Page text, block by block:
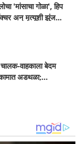
'मांसाचा गोळा', हिप
अन् मृत्यूशी झुंज...
वाहकाला बेदम
अडथळा;
घालणाऱ्या तिघांविरुद्ध